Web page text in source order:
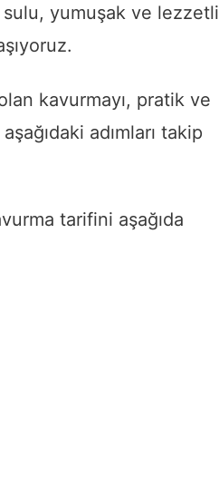
sulu, yumuşak ve lezzetli
kavurmayı, pratik ve
adımları takip
tarifini aşağıda